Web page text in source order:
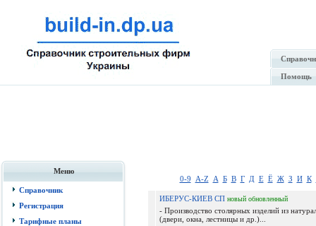
Помощь
Меню
Справочник
Регистрация
Тарифные планы
0-9 A-Z А Б В Г Д Е Ё Ж З И К
ИБЕРУС-КИЕВ СП новый обновленный
- Производство столярных изделий из
(двери, окна, лестницы и др.)...